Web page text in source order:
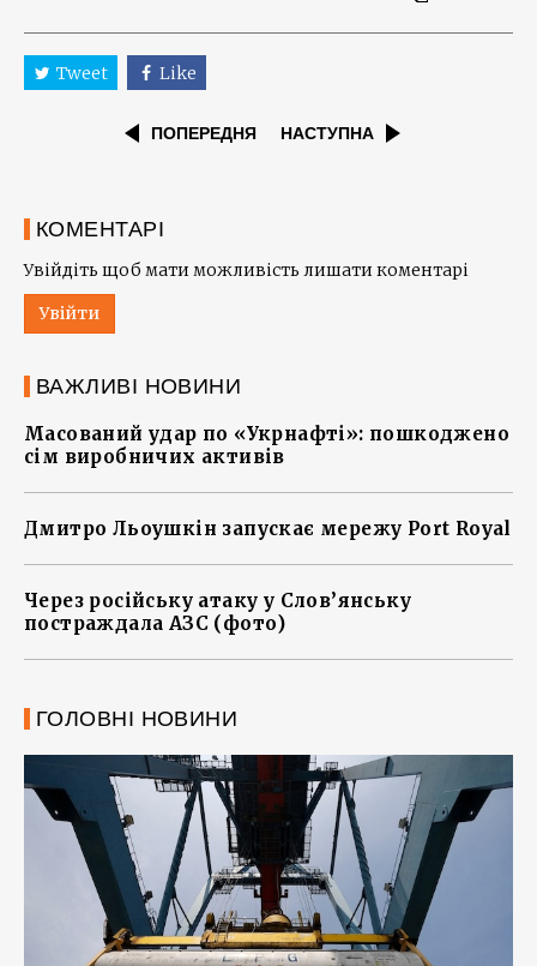
Tweet Like
ПОПЕРЕДНЯ НАСТУПНА
КОМЕНТАРІ
Увійдіть щоб мати можливість лишати коментарі
Увійти
ВАЖЛИВІ НОВИНИ
Масований удар по «Укрнафті»: пошкоджено
сім виробничих активів
Дмитро Льоушкін запускає мережу Port Royal
Через російську атаку у Слов’янську
постраждала АЗС (фото)
ГОЛОВНІ НОВИНИ